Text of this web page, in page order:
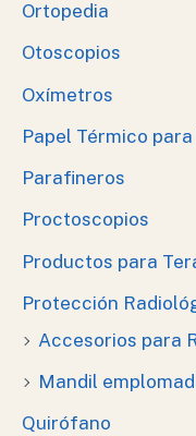
Ortopedia
Otoscopios
Oxímetros
Papel Térmico
Parafineros
Proctoscopios
Productos para
Protección
Accesorios para
Mandil
Quirófano